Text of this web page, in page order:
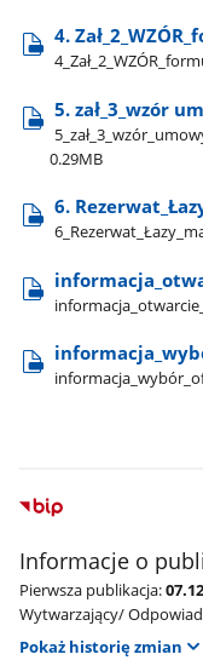
4.
5. zał​_3​_wzór
0.29MB
6.
Informacje o
Pierwsza publikacja:
Wytwarzający/
Pokaż historię zmian